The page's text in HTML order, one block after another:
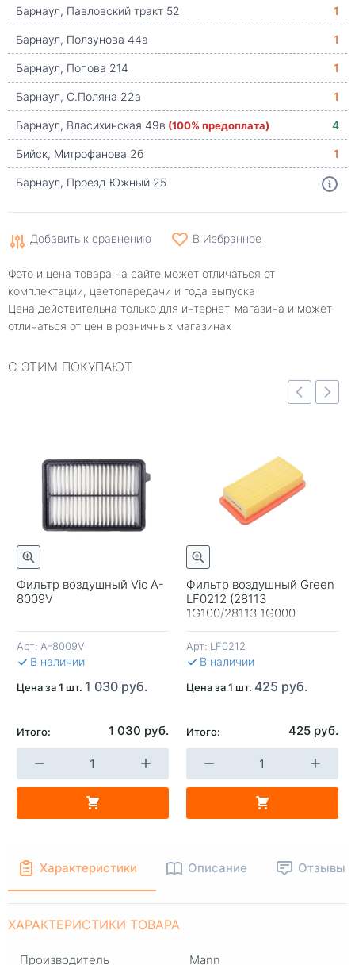
Барнаул, Павловский тракт 52
1
Барнаул, Ползунова 44а
1
Барнаул, Попова 214
1
Барнаул, С.Поляна 22а
1
Барнаул, Власихинская 49в (100% предоплата)
4
Бийск, Митрофанова 2б
1
Барнаул, Проезд Южный 25
Добавить к сравнению В Избранное
Фото и цена товара на сайте может отличаться от
комплектации, цветопередачи и года выпуска
Цена действительна только для интернет-магазина и может
отличаться от цен в розничных магазинах
С ЭТИМ ПОКУПАЮТ
Фильтр воздушный Vic A-
8009V
Арт: A-8009V
В наличии
Цена за 1 шт. 1 030 руб.
Итого: 1 030 руб.
Фильтр воздушный Green
LF0212 (28113
1G100/28113 1G000
Mobis/AP108/6 Filtron/C
2775 Mann)
Арт: LF0212
В наличии
Цена за 1 шт. 425 руб.
Итого: 425 руб.
КОРЗИНУ
+
В КОРЗИНУ
Быстрый просмотр
Характеристики Описание Отзывы
ХАРАКТЕРИСТИКИ ТОВАРА
Производитель Mann